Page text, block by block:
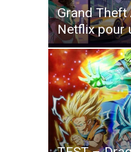
Grand Theft
Netflix pour